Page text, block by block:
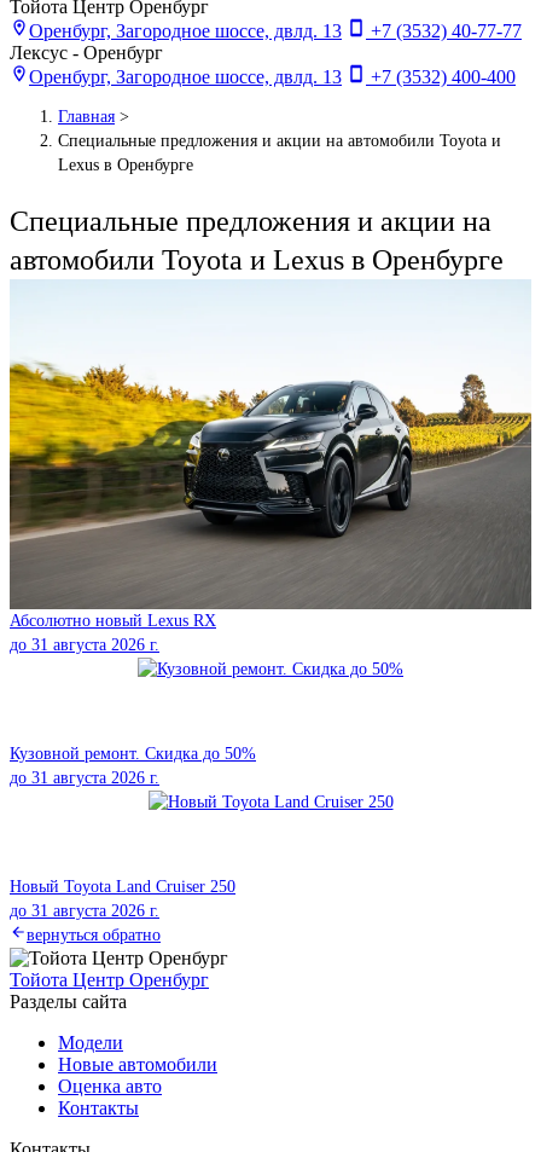
Тойота Центр Оренбург
Оренбург, Загородное шоссе, двлд. 13
+7 (3532) 40-77-77
Лексус - Оренбург
Оренбург, Загородное шоссе, двлд. 13
+7 (3532) 400-400
Главная >
Специальные предложения и акции на автомобили Toyota и
Lexus в Оренбурге
Специальные предложения и акции на
автомобили Toyota и Lexus в Оренбурге
Абсолютно новый Lexus RX
до 31 августа 2026 г.
Кузовной ремонт. Скидка до 50%
до 31 августа 2026 г.
Новый Toyota Land Cruiser 250
до 31 августа 2026 г.
вернуться обратно
Тойота Центр Оренбург
Разделы сайта
Модели
Новые автомобили
Оценка авто
Контакты